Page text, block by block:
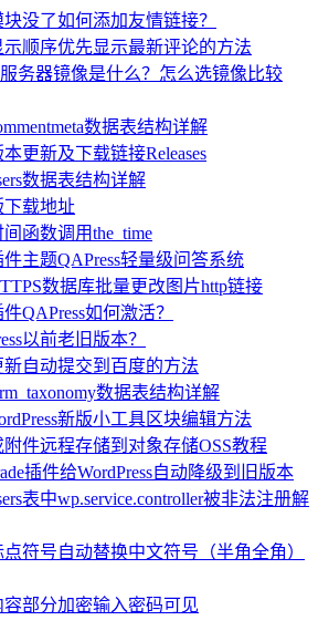
块没了如何添加友情链接？
示顺序优先显示最新评论的方法
务器镜像是什么？怎么选镜像比较
数据表结构详解
本更新及下载链接Releases
数据表结构详解
下载地址
间函数调用the_time
件主题QAPress轻量级问答系统
数据库批量更改图片http链接
QAPress如何激活？
以前老旧版本？
新自动提交到百度的方法
数据表结构详解
新版小工具区块编辑方法
附件远程存储到对象存储OSS教程
插件给WordPress自动降级到旧版本
表中wp.service.controller被非法注册解
点符号自动替换中文符号（半角全角）
容部分加密输入密码可见